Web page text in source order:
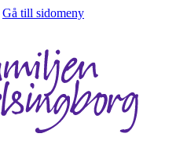
Gå till sidomeny